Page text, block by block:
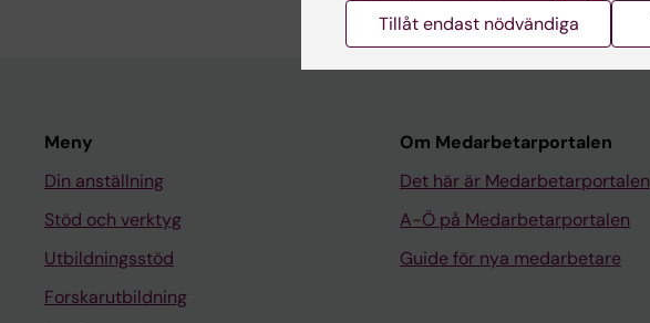
Meny
Din anställning
Stöd och verktyg
Utbildningsstöd
Forskarutbildning
Om Medarbetarportalen
Det här är Medarbetarportalen
A-Ö på Medarbetarportalen
Guide för nya medarbetare
Tillåt endast nödvändiga